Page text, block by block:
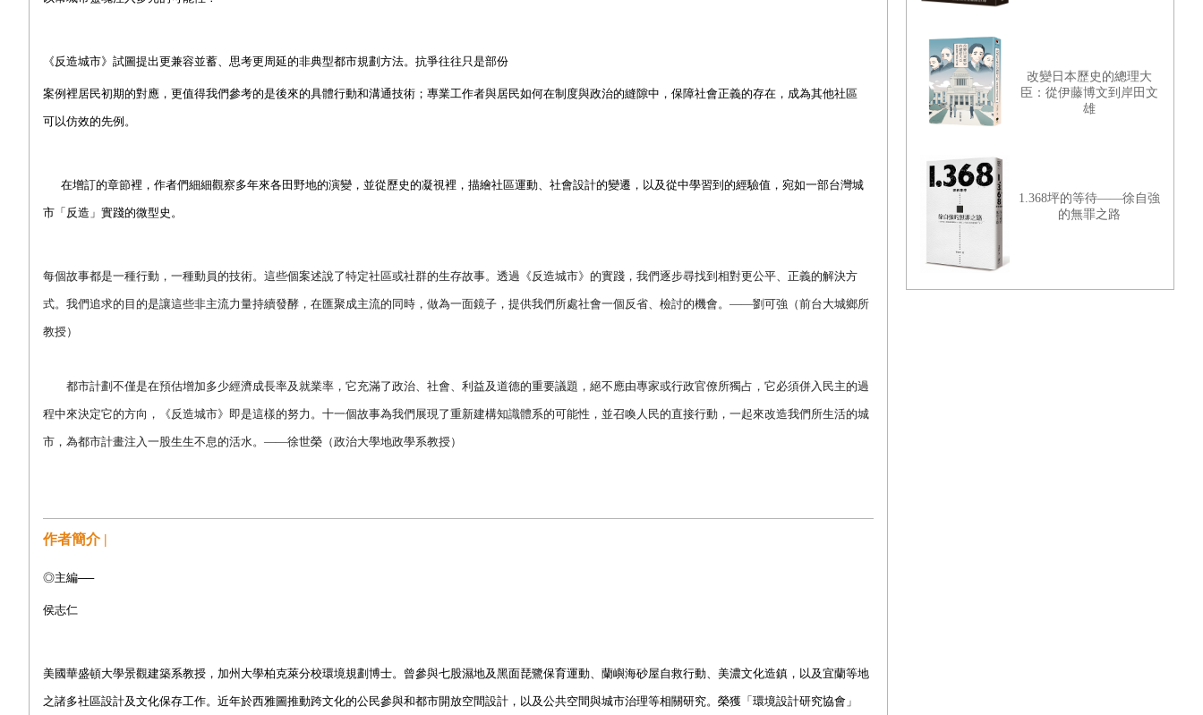
《反造城市》試圖提出更兼容並蓄、思考更周延的非典型都市規劃方法。抗爭往往只是部份
案例裡居民初期的對應，更值得我們參考的是後來的具體行動和溝通技術；專業工作者與居民如何在制度與政治的縫隙中，保障社會正義的存在，成為其他社區
可以仿效的先例。
在增訂的章節裡，作者們細細觀察多年來各田野地的演變，並從歷史的凝視裡，描繪社區運動、社會設計的變遷，以及從中學習到的經驗值，宛如一部台灣城
市「反造」實踐的微型史。
每個故事都是一種行動，一種動員的技術。這些個案述說了特定社區或社群的生存故事。透過《反造城市》的實踐，我們逐步尋找到相對更公平、正義的解決方
式。我們追求的目的是讓這些非主流力量持續發酵，在匯聚成主流的同時，做為一面鏡子，提供我們所處社會一個反省、檢討的機會。 ——劉可強（前台大城鄉所
教授）
都市計劃不僅是在預估增加多少經濟成長率及就業率，它充滿了政治、社會、利益及道德的重要議題，絕不應由專家或行政官僚所獨占，它必須併入民主的過
程中來決定它的方向，《反造城市》即是這樣的努力。十一個故事為我們展現了重新建構知識體系的可能性，並召喚人民的直接行動，一起來改造我們所生活的城
市，為都市計畫注入一股生生不息的活水。 ——徐世榮（政治大學地政學系教授）
作者簡介 |
◎主編──
侯志仁
美國華盛頓大學景觀建築系教授，加州大學柏克萊分校環境規劃博士。曾參與七股濕地及黑面琵鷺保育運動、蘭嶼海砂屋自救行動、美濃文化造鎮，以及宜蘭等地
之諸多社區設計及文化保存工作。近年於西雅圖推動跨文化的公民參與和都市開放空間設計，以及公共空間與城市治理等相關研究。榮獲「環境設計研究協會」
改變日本歷史的總理大
臣：從伊藤博文到岸田文
雄
1.368坪的等待——徐自強
的無罪之路